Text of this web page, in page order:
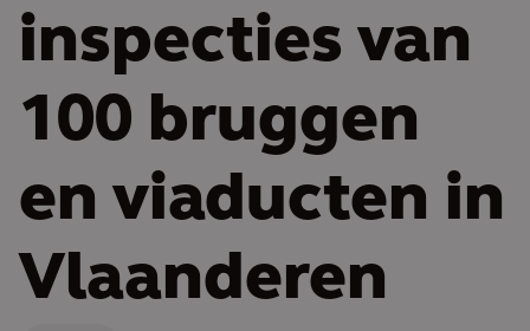
inspecties van
100 bruggen
en viaducten in
Vlaanderen